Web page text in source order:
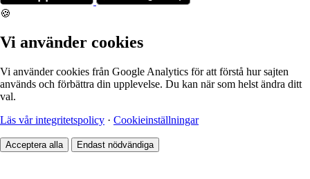
🍪
Vi använder cookies
Vi använder cookies från Google Analytics för att förstå hur sajten
används och förbättra din upplevelse. Du kan när som helst ändra ditt
val.
Läs vår integritetspolicy · Cookieinställningar
Acceptera alla Endast nödvändiga